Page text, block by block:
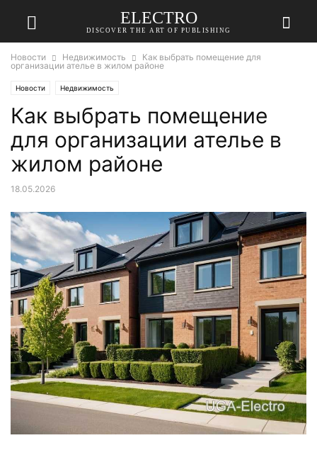
ELECTRO
DISCOVER THE ART OF PUBLISHING
Новости Недвижимость
Как выбрать помещение для
организации ателье в жилом районе
Новости Недвижимость
Как выбрать помещение
для организации ателье в
жилом районе
18.05.2026